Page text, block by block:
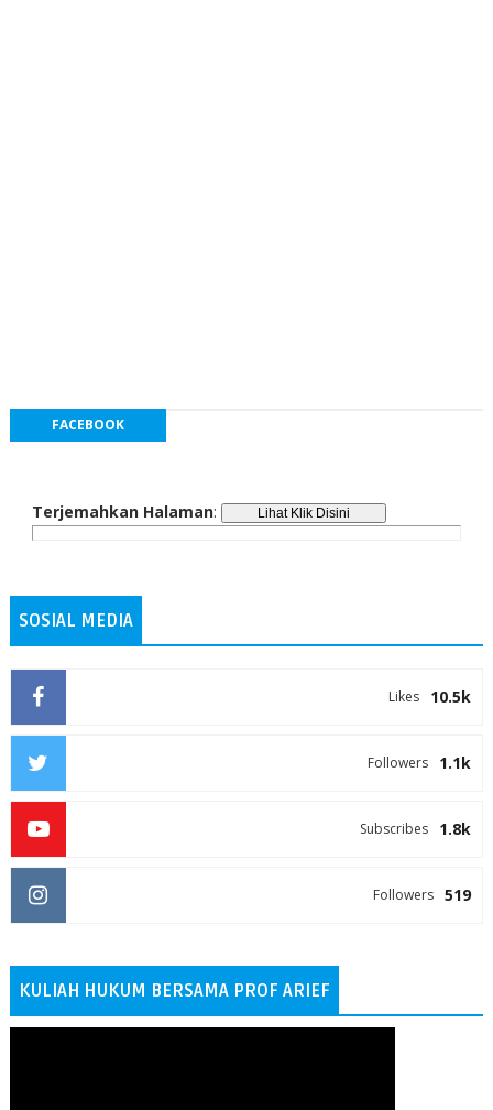
FACEBOOK
Terjemahkan Halaman:
SOSIAL MEDIA
10.5k
Likes
1.1k
Followers
1.8k
Subscribes
519
Followers
KULIAH HUKUM BERSAMA PROF ARIEF